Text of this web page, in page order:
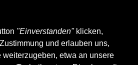
"Einverstanden"klicken,
und erlauben uns,
weiterzugeben, etwa an unsere